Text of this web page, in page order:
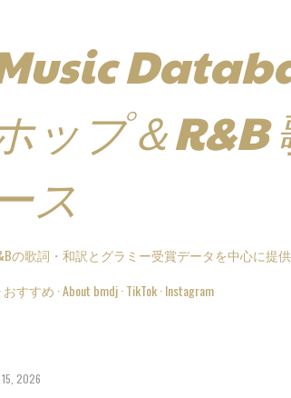
ップ＆R&B
ス
の歌詞・和訳とグラミー受賞データを中心に提
おすすめ About bmdj TikTok Instagram
2026